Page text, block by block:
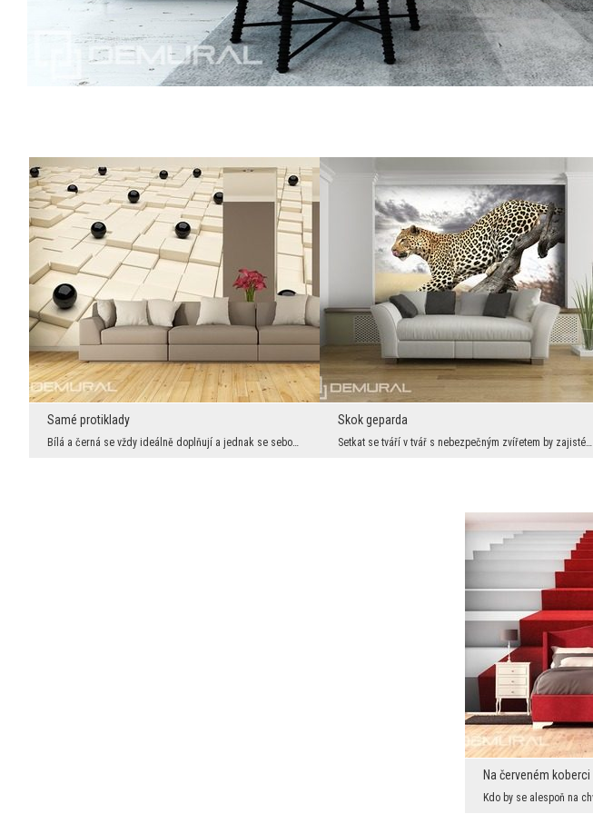
Samé protiklady
Bílá a černá se vždy ideálně doplňují a jednak se sebou kontrastují. K tomu zde máme čtverce a ko...
Skok geparda
Setkat se tváří v tvář s nebezpečným zvířetem by zajisté nebylo milé. Jednak prohlížet si tuhle d...
Na červeném koberci